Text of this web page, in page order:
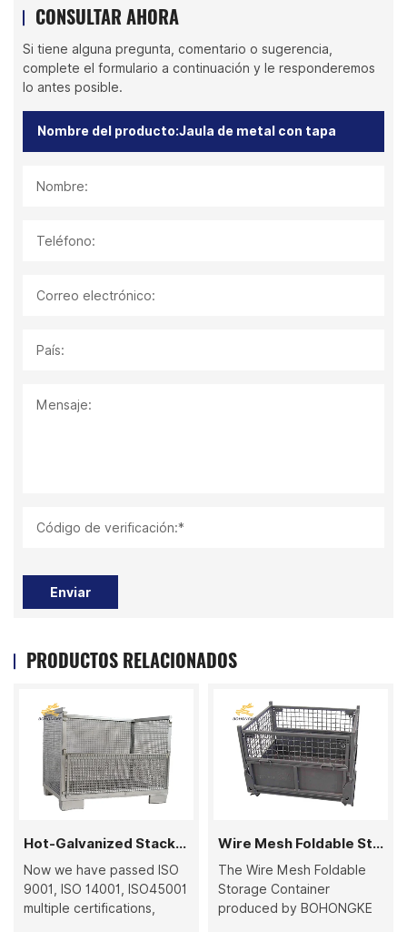
CONSULTAR AHORA
Si tiene alguna pregunta, comentario o sugerencia,
complete el formulario a continuación y le responderemos
lo antes posible.
Nombre:
Teléfono:
Correo electrónico:
País:
Mensaje:
Código de verificación:*
Enviar
PRODUCTOS RELACIONADOS
Hot-Galvanized Stackable Wire Mesh Container
Now we have passed ISO
9001, ISO 14001, ISO45001
multiple certifications,
Wire Mesh Foldable Storage Container
The Wire Mesh Foldable
Storage Container
produced by BOHONGKE